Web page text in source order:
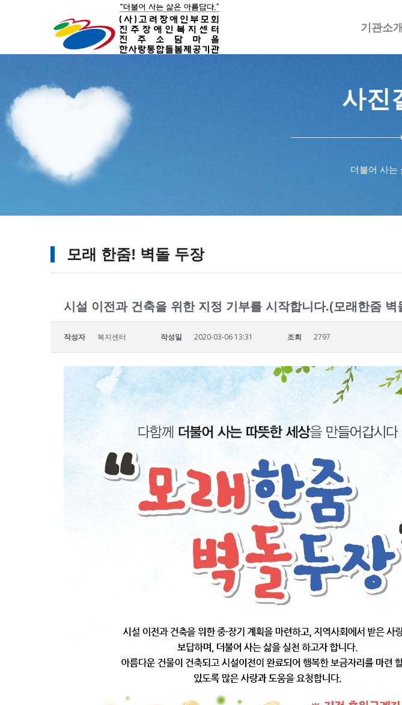
기관소개
사진
더불어 사는
모래 한줌! 벽돌 두장
시설 이전과 건축을 위한 지정 기부를 시작합니다.(모래한줌 벽
작성자 복지센터 작성일 2020-03-06 13:31 조회 2797